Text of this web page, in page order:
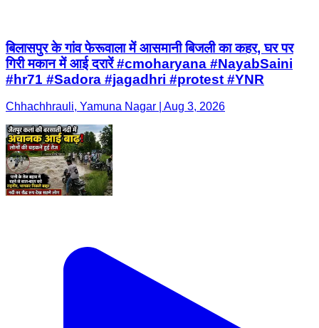
बिलासपुर के गांव फेरूवाला में आसमानी बिजली का कहर, घर पर
गिरी मकान में आई दरारें #cmoharyana #NayabSaini
#hr71 #Sadora #jagadhri #protest #YNR
Chhachhrauli, Yamuna Nagar | Aug 3, 2026